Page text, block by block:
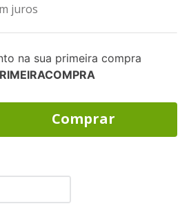
juros
na sua primeira compra
Comprar